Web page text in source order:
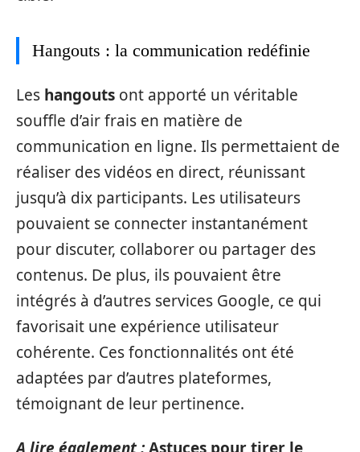
Hangouts : la communication redéfinie
Les hangouts ont apporté un véritable
souffle d’air frais en matière de
communication en ligne. Ils permettaient de
réaliser des vidéos en direct, réunissant
jusqu’à dix participants. Les utilisateurs
pouvaient se connecter instantanément
pour discuter, collaborer ou partager des
contenus. De plus, ils pouvaient être
intégrés à d’autres services Google, ce qui
favorisait une expérience utilisateur
cohérente. Ces fonctionnalités ont été
adaptées par d’autres plateformes,
témoignant de leur pertinence.
A lire également :Astuces pour tirer le